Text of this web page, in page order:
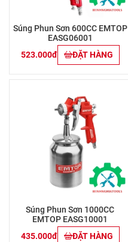
Súng Phun Sơn 600CC EMTOP
EASG06001
523.000đ
ĐẶT HÀNG
Súng Phun Sơn 1000CC
EMTOP EASG10001
435.000đ
ĐẶT HÀNG